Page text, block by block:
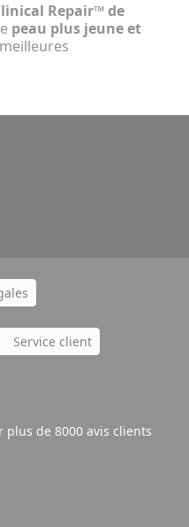
Repair™ de
peau plus jeune et
Service client
plus de 8000 avis clients